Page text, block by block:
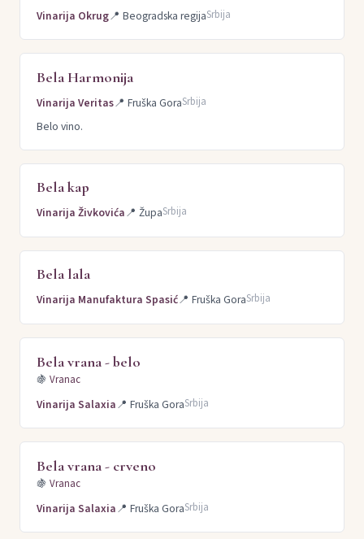
Vinarija Okrug📍 Beogradska regijaSrbija
Bela Harmonija
Vinarija Veritas📍 Fruška GoraSrbija
Belo vino.
Bela kap
Vinarija Živkovića📍 ŽupaSrbija
Bela lala
Vinarija Manufaktura Spasić📍 Fruška GoraSrbija
Bela vrana - belo
🍇 Vranac
Vinarija Salaxia📍 Fruška GoraSrbija
Bela vrana - crveno
🍇 Vranac
Vinarija Salaxia📍 Fruška GoraSrbija